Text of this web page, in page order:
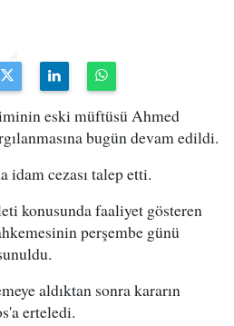
eski müftüsü Ahmed
bugün devam edildi.
idam cezası talep etti.
konusunda faaliyet gösteren
perşembe günü
aldıktan sonra kararın
erteledi.